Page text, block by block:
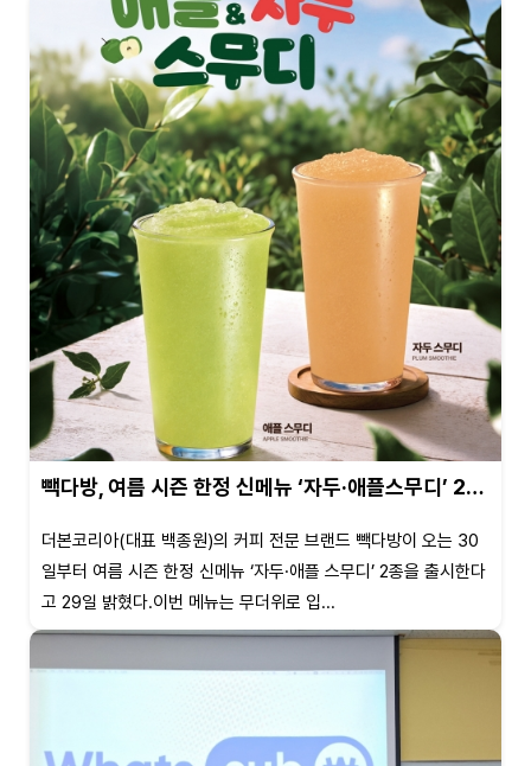
빽다방, 여름 시즌 한정 신메뉴 ‘자두·애플스무디’ 2…
더본코리아(대표 백종원)의 커피 전문 브랜드 빽다방이 오는 30
일부터 여름 시즌 한정 신메뉴 ‘자두·애플 스무디’ 2종을 출시한다
고 29일 밝혔다.이번 메뉴는 무더위로 입...